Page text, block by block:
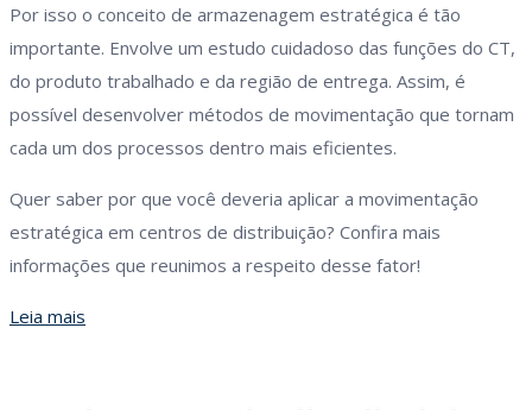
Por isso o conceito de armazenagem estratégica é tão
importante. Envolve um estudo cuidadoso das funções do CT,
do produto trabalhado e da região de entrega. Assim, é
possível desenvolver métodos de movimentação que tornam
cada um dos processos dentro mais eficientes.
Quer saber por que você deveria aplicar a movimentação
estratégica em centros de distribuição? Confira mais
informações que reunimos a respeito desse fator!
Leia mais